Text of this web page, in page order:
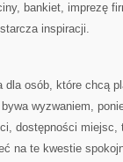
bankiet, imprezę
inspiracji.
osób, które chcą
wyzwaniem,
dostępności miejsc,
na te kwestie